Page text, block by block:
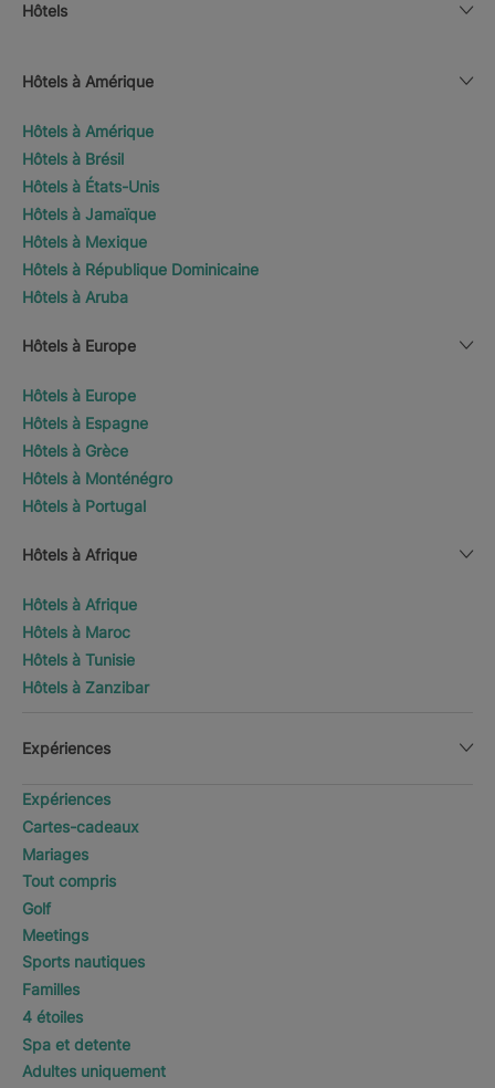
Hôtels
Hôtels à Amérique
Hôtels à Amérique
Hôtels à Brésil
Hôtels à États-Unis
Hôtels à Jamaïque
Hôtels à Mexique
Hôtels à République Dominicaine
Hôtels à Aruba
Hôtels à Europe
Hôtels à Europe
Hôtels à Espagne
Hôtels à Grèce
Hôtels à Monténégro
Hôtels à Portugal
Hôtels à Afrique
Hôtels à Afrique
Hôtels à Maroc
Hôtels à Tunisie
Hôtels à Zanzibar
Expériences
Expériences
Cartes-cadeaux
Mariages
Tout compris
Golf
Meetings
Sports nautiques
Familles
4 étoiles
Spa et detente
Adultes uniquement